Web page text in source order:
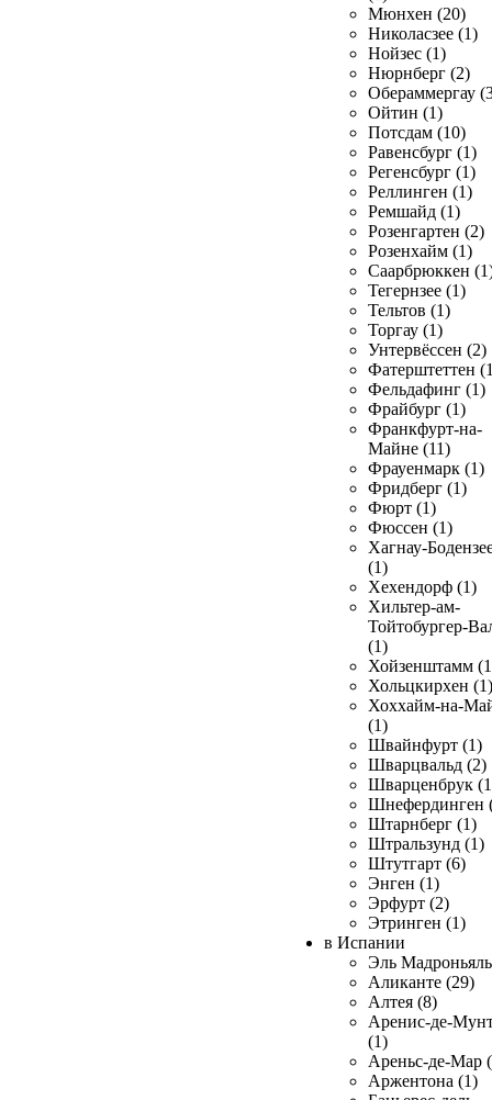
Мюнхен (20)
Николасзее (1)
Нойзес (1)
Нюрнберг (2)
Обераммергау
Ойтин (1)
Потсдам (10)
Равенсбург (1)
Регенсбург (1)
Реллинген (1)
Ремшайд (1)
Розенгартен (2)
Розенхайм (1)
Саарбрюккен
Тегернзее (1)
Тельтов (1)
Торгау (1)
Унтервёссен (2)
Фатерштеттен
Фельдафинг (1)
Фрайбург (1)
Франкфурт-на-
Майне (11)
Фрауенмарк (1)
Фридберг (1)
Фюрт (1)
Фюссен (1)
Хагнау-
(1)
Хехендорф (1)
Хильтер-ам-
Тойтобургер-
(1)
Хойзенштамм
Хольцкирхен (1)
Хоххайм-на-
(1)
Швайнфурт (1)
Шварцвальд (2)
Шварценбрук
Шнефердинген
Штарнберг (1)
Штральзунд (1)
Штутгарт (6)
Энген (1)
Эрфурт (2)
Этринген (1)
в Испании
Эль
Аликанте (29)
Алтея (8)
Аренис-де-
(1)
Ареньс-де-Мар
Аржентона (1)